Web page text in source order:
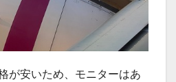
が安いため、モニターはあ